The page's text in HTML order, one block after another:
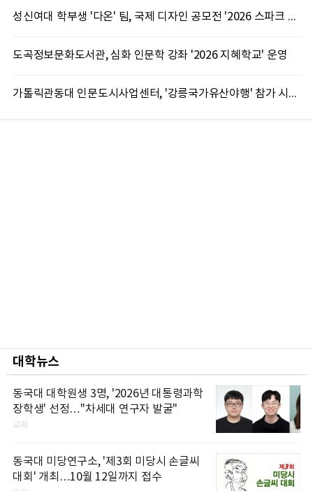
성신여대 학부생 '다온' 팀, 국제 디자인 공모전 '2026 스파크 어워드' 동상 수상
도곡정보문화도서관, 심화 인문학 강좌 '2026 지혜학교' 운영
가톨릭관동대 인문도시사업센터, '강릉국가유산야행' 참가 시민 15명 모집
대학뉴스
동국대 대학원생 3명, '2026년 대통령과학
장학생' 선정…"차세대 연구자 발굴"
교육
동국대 미당연구소, '제3회 미당시 손글씨
대회' 개최…10월 12일까지 접수